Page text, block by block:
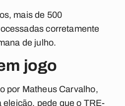
mais de 500
corretamente
de julho.
jogo
por Matheus Carvalho,
pede que o TRE-